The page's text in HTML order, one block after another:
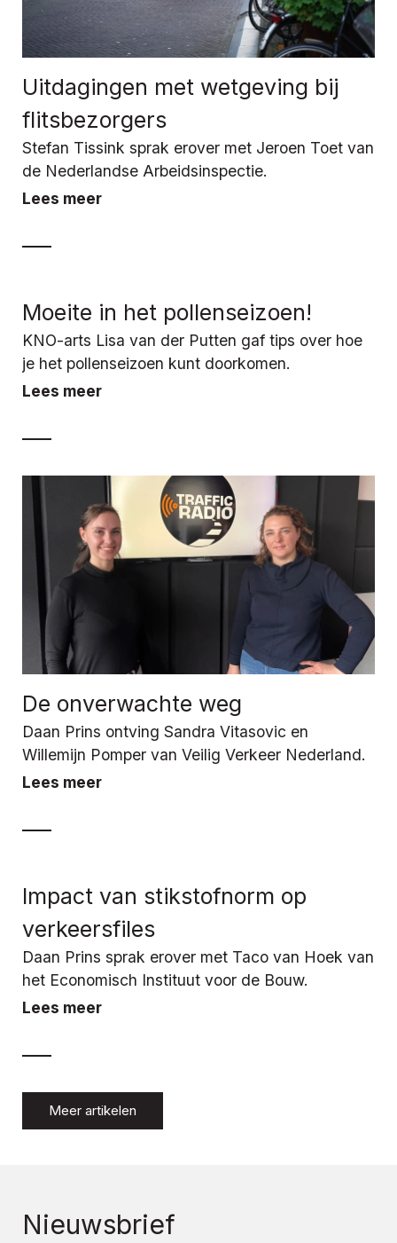
Uitdagingen met wetgeving bij
flitsbezorgers
Stefan Tissink sprak erover met Jeroen Toet van
de Nederlandse Arbeidsinspectie.
Lees meer
Moeite in het pollenseizoen!
KNO-arts Lisa van der Putten gaf tips over hoe
je het pollenseizoen kunt doorkomen.
Lees meer
De onverwachte weg
Daan Prins ontving Sandra Vitasovic en
Willemijn Pomper van Veilig Verkeer Nederland.
Lees meer
Impact van stikstofnorm op
verkeersfiles
Daan Prins sprak erover met Taco van Hoek van
het Economisch Instituut voor de Bouw.
Lees meer
Meer artikelen
Nieuwsbrief